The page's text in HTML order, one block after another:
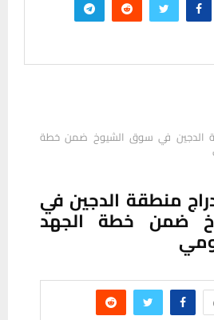
الدجين في سوق الشيوخ ضمن خطة
منطقة الدجين في
ضمن خطة الجهد